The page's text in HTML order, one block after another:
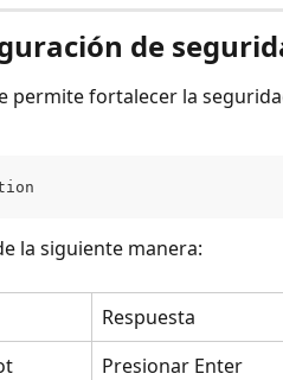
de
permite fortalecer la
la siguiente manera:
Respuesta
Presionar Enter